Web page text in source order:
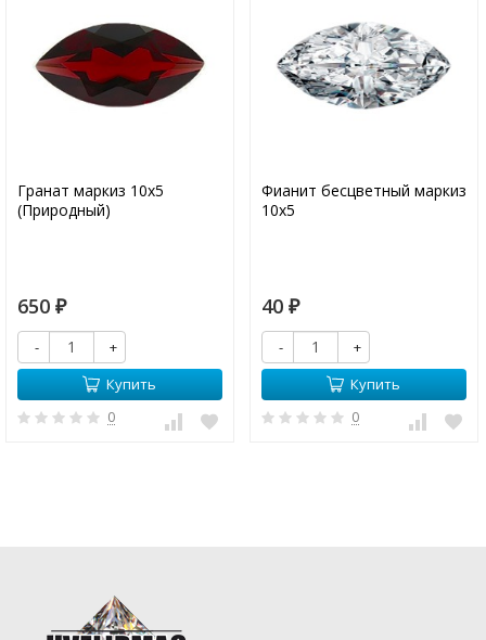
Гранат маркиз 10х5
(Природный)
650 ₽
-
+
Купить
0
Фианит бесцветный маркиз
10х5
40 ₽
-
+
Купить
0